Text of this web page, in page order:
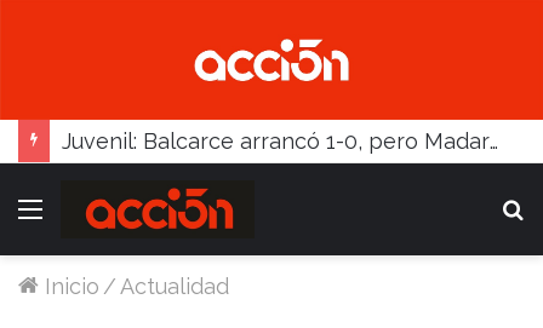
Juvenil: Balcarce arrancó 1-0, pero Madariaga lo dio vuelta
Menú
Inicio /Actualidad